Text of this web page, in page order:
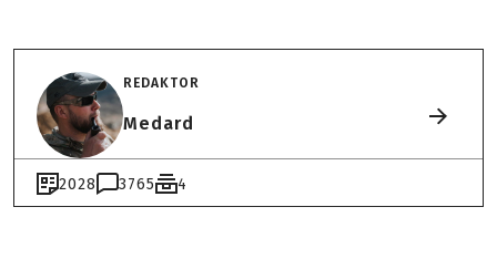
REDAKTOR
Medard
2028 3765 4